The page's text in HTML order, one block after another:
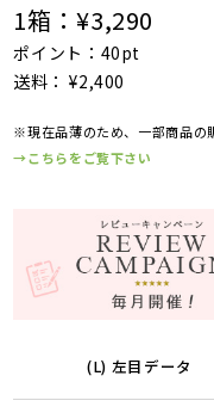
1箱：¥3,290
ポイント：40pt
送料： ¥2,400
※現在品薄のため、一部商品の
→こちらをご覧下さい
(L) 左目データ